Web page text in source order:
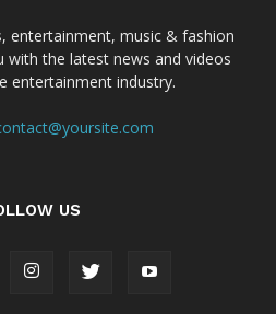
entertainment, music & fashion
with the latest news and videos
entertainment industry.
US